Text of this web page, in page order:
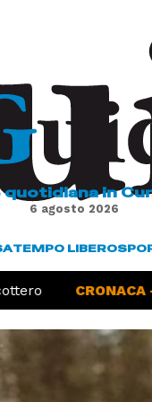
quotidiana in
6 agosto 2026
TEMPO LIBERO
CRONACA -